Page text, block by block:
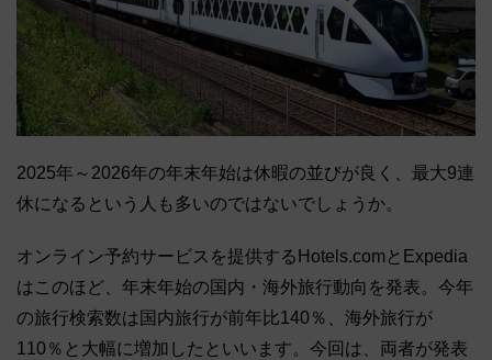
2025年～2026年の年末年始は休暇の並びが良く、最大9連
休になるという人も多いのではないでしょうか。
オンライン予約サービスを提供するHotels.comとExpedia
はこのほど、年末年始の国内・海外旅行動向を発表。今年
の旅行検索数は国内旅行が前年比140％、海外旅行が
110％と大幅に増加したといいます。今回は、両者が発表